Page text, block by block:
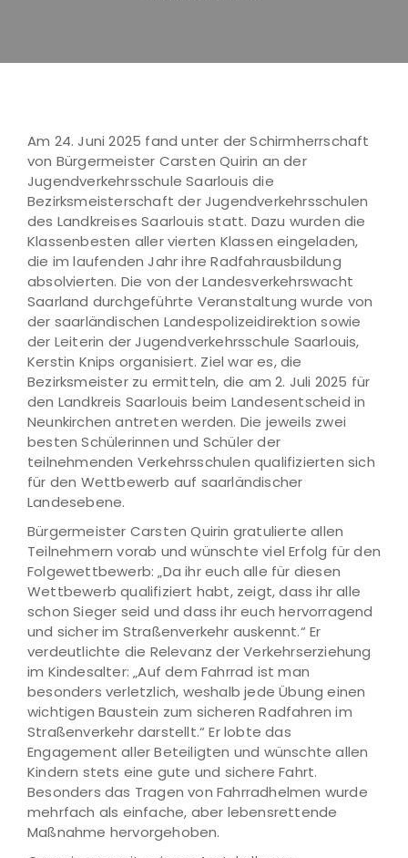
Am 24. Juni 2025 fand unter der Schirmherrschaft
von Bürgermeister Carsten Quirin an der
Jugendverkehrsschule Saarlouis die
Bezirksmeisterschaft der Jugendverkehrsschulen
des Landkreises Saarlouis statt. Dazu wurden die
Klassenbesten aller vierten Klassen eingeladen,
die im laufenden Jahr ihre Radfahrausbildung
absolvierten. Die von der Landesverkehrswacht
Saarland durchgeführte Veranstaltung wurde von
der saarländischen Landespolizeidirektion sowie
der Leiterin der Jugendverkehrsschule Saarlouis,
Kerstin Knips organisiert. Ziel war es, die
Bezirksmeister zu ermitteln, die am 2. Juli 2025 für
den Landkreis Saarlouis beim Landesentscheid in
Neunkirchen antreten werden. Die jeweils zwei
besten Schülerinnen und Schüler der
teilnehmenden Verkehrsschulen qualifizierten sich
für den Wettbewerb auf saarländischer
Landesebene.
Bürgermeister Carsten Quirin gratulierte allen
Teilnehmern vorab und wünschte viel Erfolg für den
Folgewettbewerb: „Da ihr euch alle für diesen
Wettbewerb qualifiziert habt, zeigt, dass ihr alle
schon Sieger seid und dass ihr euch hervorragend
und sicher im Straßenverkehr auskennt.“ Er
verdeutlichte die Relevanz der Verkehrserziehung
im Kindesalter: „Auf dem Fahrrad ist man
besonders verletzlich, weshalb jede Übung einen
wichtigen Baustein zum sicheren Radfahren im
Straßenverkehr darstellt.“ Er lobte das
Engagement aller Beteiligten und wünschte allen
Kindern stets eine gute und sichere Fahrt.
Besonders das Tragen von Fahrradhelmen wurde
mehrfach als einfache, aber lebensrettende
Maßnahme hervorgehoben.